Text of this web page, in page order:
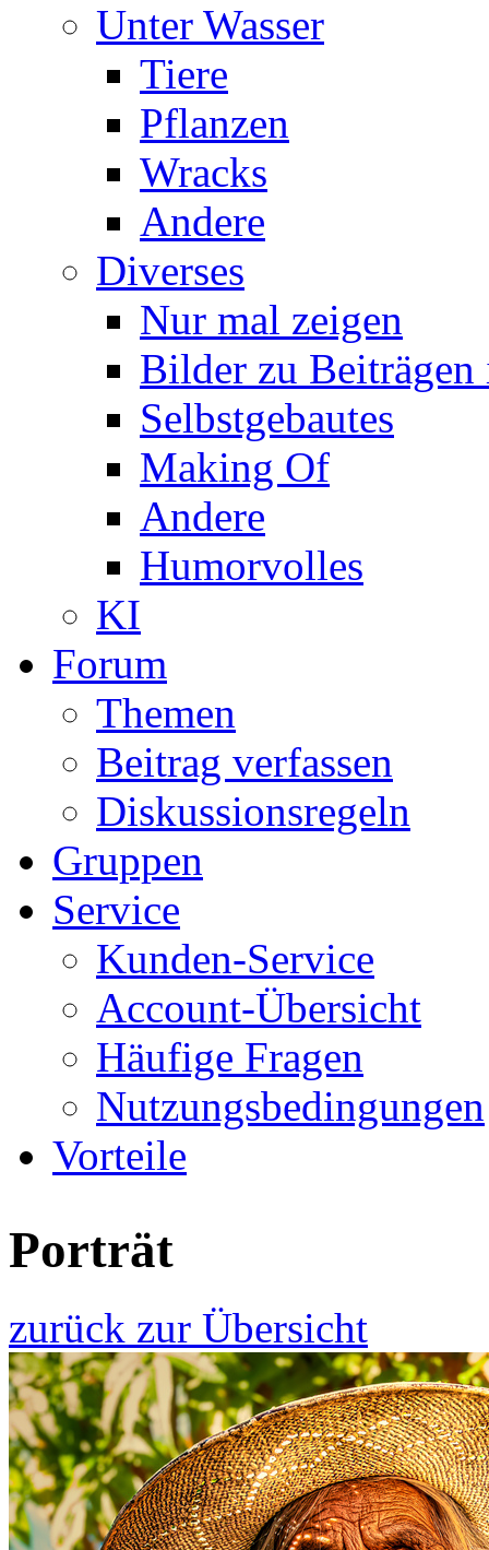
Unter Wasser
Tiere
Pflanzen
Wracks
Andere
Diverses
Nur mal zeigen
Bilder zu
Selbstgebautes
Making Of
Andere
Humorvolles
KI
Forum
Themen
Beitrag verfassen
Diskussionsregeln
Gruppen
Service
Kunden-Service
Account-Übersicht
Häufige Fragen
Nutzungsbedingungen
Vorteile
Porträt
zurück zur Übersicht